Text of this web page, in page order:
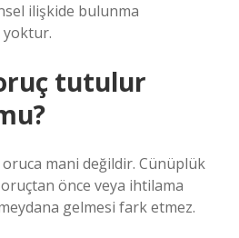
ilişkide bulunma
yoktur.
tutulur
oruca mani değildir. Cünüplük
önce veya ihtilama
gelmesi fark etmez.